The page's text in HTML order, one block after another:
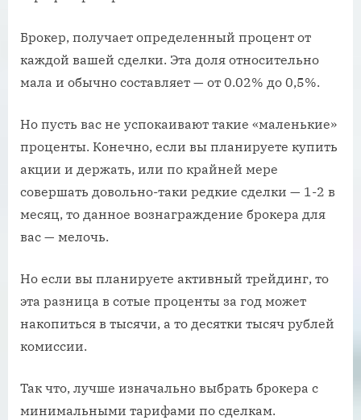
Брокер, получает определенный процент от
каждой вашей сделки. Эта доля относительно
мала и обычно составляет — от 0.02% до 0,5%.
Но пусть вас не успокаивают такие «маленькие»
проценты. Конечно, если вы планируете купить
акции и держать, или по крайней мере
совершать довольно-таки редкие сделки — 1-2 в
месяц, то данное вознаграждение брокера для
вас — мелочь.
Но если вы планируете активный трейдинг, то
эта разница в сотые проценты за год может
накопиться в тысячи, а то десятки тысяч рублей
комиссии.
Так что, лучше изначально выбрать брокера с
минимальными тарифами по сделкам.